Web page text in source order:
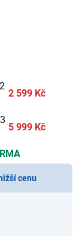
2 599 Kč
5 999 Kč
cenu